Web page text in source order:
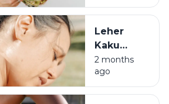
Meski
Jadi Anak
Begadang
Leher
Kaku
Bukan
Cuma
Salah
2 months
ago